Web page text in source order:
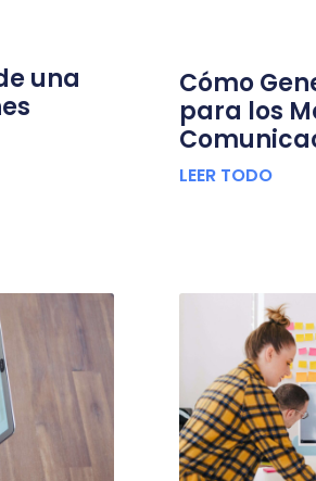
una
Cómo
para los
LEER TODO